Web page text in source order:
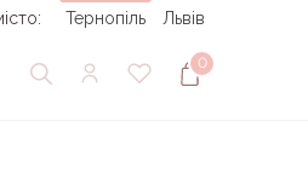
Тернопіль Львів
0